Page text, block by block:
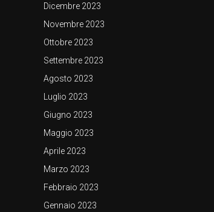
Dicembre 2023
Novembre 2023
Ottobre 2023
Settembre 2023
Agosto 2023
Luglio 2023
Giugno 2023
Maggio 2023
Aprile 2023
Marzo 2023
Febbraio 2023
Gennaio 2023